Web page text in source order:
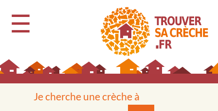
☰
Je cherche une crèche à